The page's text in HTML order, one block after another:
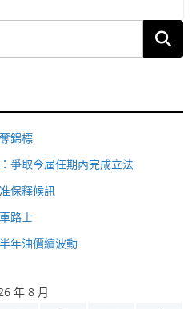
錦標
爭取今屆任期內完成立法
保釋候訊
路士
年油價續波動
年 8 月